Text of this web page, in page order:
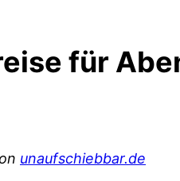
für
unaufschiebbar.de